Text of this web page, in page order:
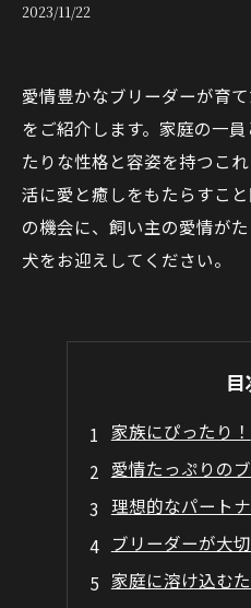
2023/11/22
愛情豊かなブリーダーが育
をご紹介します。家庭の一
たりな性格と容姿を持つこ
活に愛と癒しをもたらすこ
の機会に、飼い主の愛情が
犬をお迎えしてください。
目
家族にぴったり！
愛情たっぷりの
理想的なパート
ブリーダーが大
家庭に溶け込む